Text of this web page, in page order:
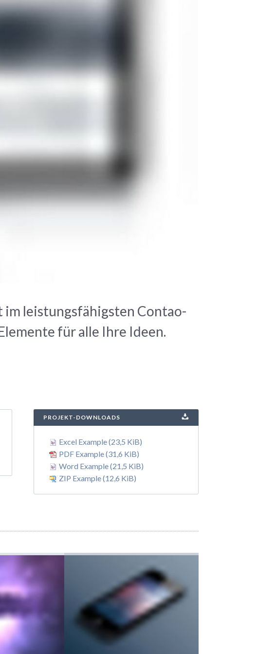
leistungsfähigsten Contao-
für alle Ihre Ideen.
PROJEKT-DOWNLOADS
Excel Example(23,5 KiB)
PDF Example(31,6 KiB)
Word Example(21,5 KiB)
ZIP Example(12,6 KiB)